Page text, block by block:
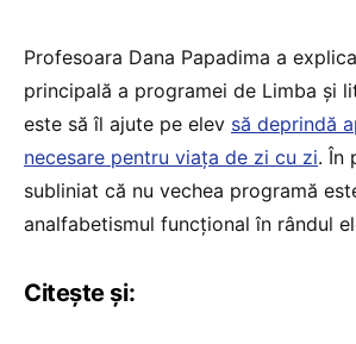
Profesoara Dana Papadima a
principală a programei de Limba și
este să îl ajute pe elev să deprindă
necesare pentru viața de zi cu zi. În
subliniat că nu vechea programă
analfabetismul funcțional în rândul
Citește și: